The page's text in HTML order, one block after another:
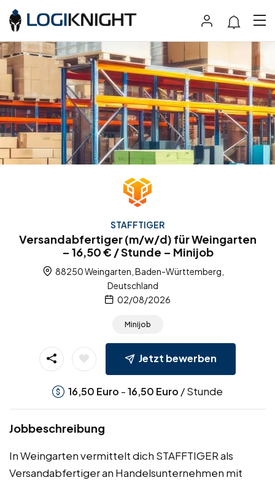
STAFFTIGER
Versandabfertiger (m/w/d) für Weingarten
– 16,50 € / Stunde – Minijob
88250 Weingarten, Baden-Württemberg,
Deutschland
02/08/2026
Minijob
Jetzt bewerben
16,50 Euro -16,50 Euro / Stunde
Jobbeschreibung
In Weingarten vermittelt dich STAFFTIGER als
Versandabfertiger an Handelsunternehmen mit